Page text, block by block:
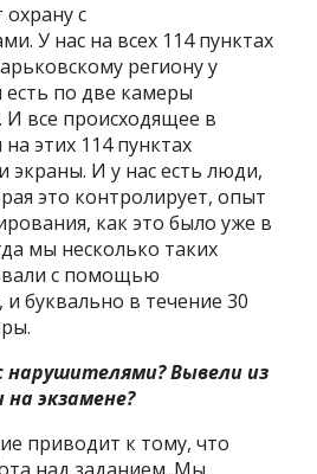
с
У нас на всех 114 пунктах
региону у
по две камеры
все происходящее в
этих 114 пунктах
экраны. И у нас есть люди,
это контролирует, опыт
как это было уже в
мы несколько таких
с помощью
буквально в течение 30
нарушителями? Вывели из
экзамене?
приводит к тому, что